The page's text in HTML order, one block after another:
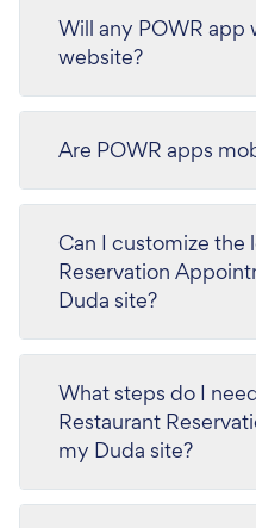
Will any POWR app
website?
Are POWR apps
Can I customize the
Reservation
Duda site?
What steps do I
Restaurant
my Duda site?